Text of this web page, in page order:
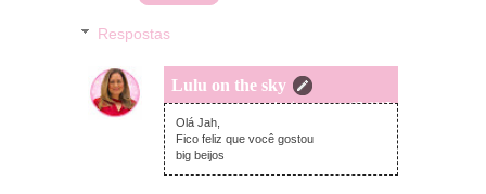
Respostas
Lulu on the sky
domingo, agosto 27, 2017
Olá Jah,
Fico feliz que você gostou
big beijos